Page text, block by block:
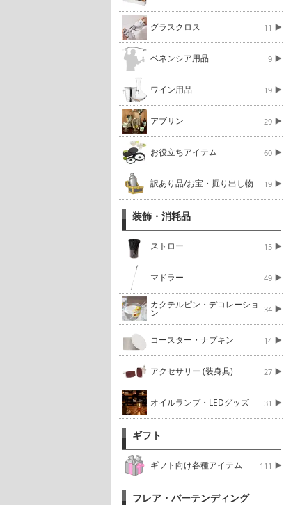
グラスクロス 11
ベネンシア用品 9
ワイン用品 19
アブサン 29
お役立ちアイテム 60
訳あり品/お宝・掘り出し物 19
装飾・消耗品
ストロー 15
マドラー 49
カクテルピン・デコレーショ
ン 34
コースター・ナプキン 14
アクセサリー (装身具) 27
オイルランプ・LEDグッズ 31
ギフト
ギフト向け各種アイテム 111
フレア・バーテンディング